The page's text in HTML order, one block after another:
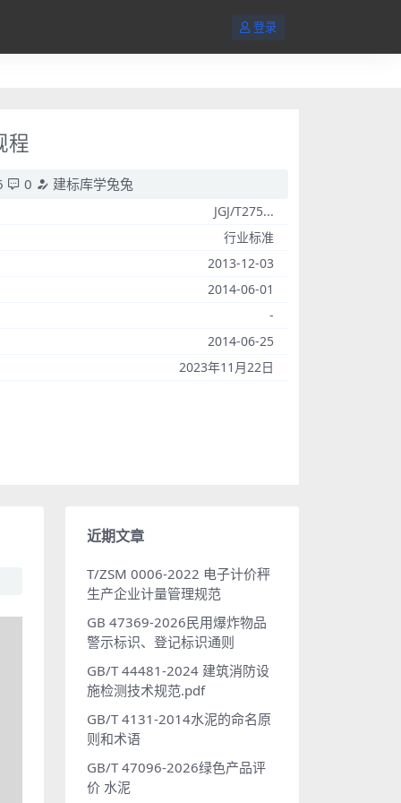
登录
程
0 建标库学兔兔
JGJ/T275...
行业标准
2013-12-03
2014-06-01
-
2014-06-25
2023年11月22日
近期文章
T/ZSM 0006-2022 电子计价秤
生产企业计量管理规范
GB 47369-2026民用爆炸物品
警示标识、登记标识通则
GB/T 44481-2024 建筑消防设
施检测技术规范.pdf
GB/T 4131-2014水泥的命名原
则和术语
GB/T 47096-2026绿色产品评
价 水泥